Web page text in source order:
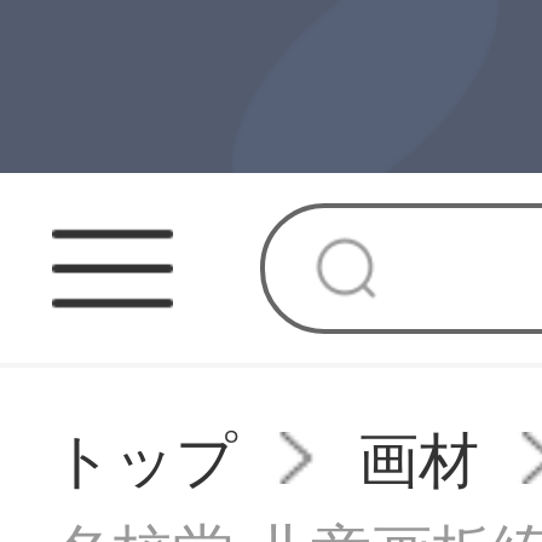
トップ
画材